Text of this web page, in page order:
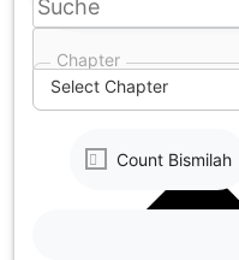
Chapter
Select Chapter
Count Bismilah